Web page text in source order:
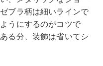
ブラ柄は細いラインで
うにするのがコツで
る分、装飾は省いてシ